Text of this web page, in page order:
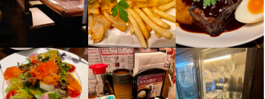
少しでも興味をお持ちでしたら、ぜひお気軽にお問い合わせくだ
さい。ご応募お待ちしております。
お店の採用担当者からのメッセージ
たくさんのお店・お仕事情報の中から、当店のページをご覧いた
だき、ありがとうございます。
少しでも興味をお持ちでしたら、ぜひお気軽にお問い合わせくだ
店名
郷土料理居酒屋 おいどん 不動前店
勤務地
東京都品川区西五反田4-30-9 B1F